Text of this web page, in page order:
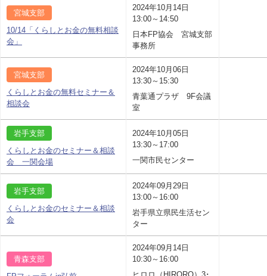
宮城支部
10/14「くらしとお金の無料相談
会」
2024年10月14日
13:00～14:50
日本FP協会 宮城支部
事務所
宮城支部
くらしとお金の無料セミナー＆
相談会
2024年10月06日
13:30～15:30
青葉通プラザ 9F会議
室
岩手支部
くらしとお金のセミナー＆相談
会 一関会場
2024年10月05日
13:30～17:00
一関市民センター
岩手支部
くらしとお金のセミナー＆相談
会
2024年09月29日
13:00～16:00
岩手県立県民生活セン
ター
青森支部
2024年09月14日
10:30～16:00